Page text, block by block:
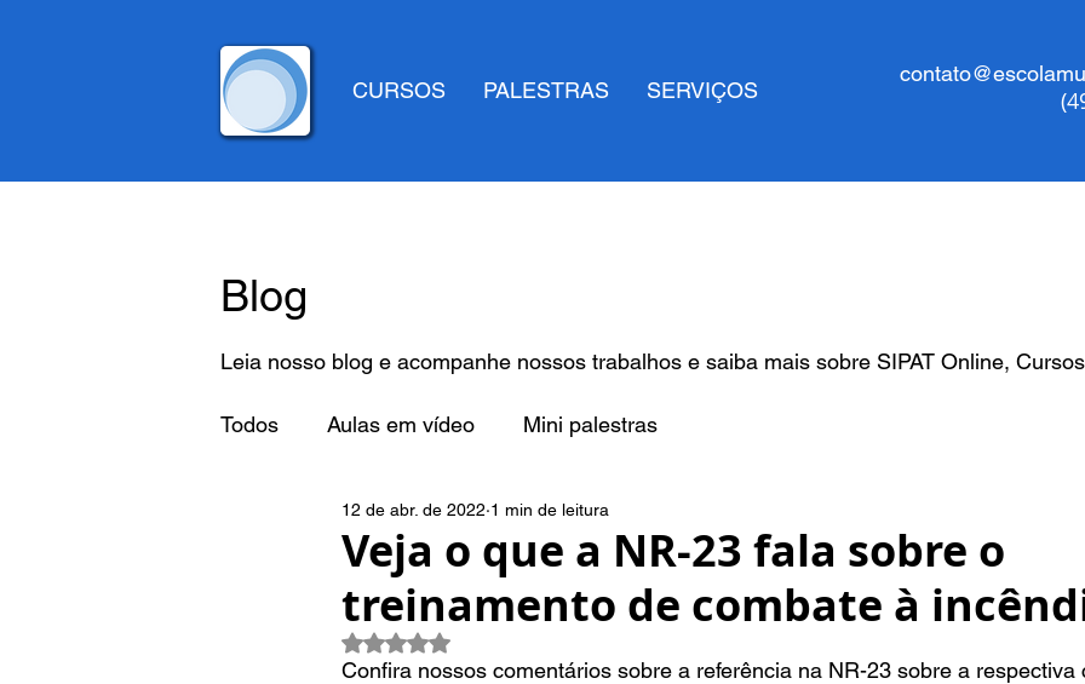
CURSOS PALESTRAS SERVIÇOS
Blog
Leia nosso blog e acompanhe nossos trabalhos e saiba mais sobre SIPAT Online,
Todos Aulas em vídeo Mini palestras
Veja o que a NR-23 fala sobre o
treinamento de combate à
12 de abr. de 2022 1 min de leitura
Avaliado com NaN de 5 estrelas.
Confira nossos comentários sobre a referência na NR-23 sobre a respectiva